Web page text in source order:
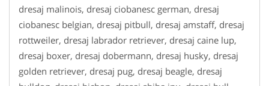
dresaj malinois, dresaj ciobanesc german, dresaj
ciobanesc belgian, dresaj pitbull, dresaj amstaff, dresaj
rottweiler, dresaj labrador retriever, dresaj caine lup,
dresaj boxer, dresaj dobermann, dresaj husky, dresaj
golden retriever, dresaj pug, dresaj beagle, dresaj